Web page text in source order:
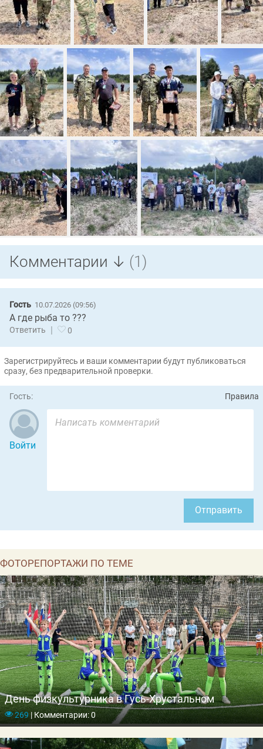
Комментарии ↓ (1)
Гость 10.07.2026 (09:56)
А где рыба то ???
Ответить | 0
Зарегистрируйтесь и ваши комментарии будут публиковаться
сразу, без предварительной проверки.
Гость: Правила
Войти
Отправить
ФОТОРЕПОРТАЖИ ПО ТЕМЕ
День физкультурника в Гусь-Хрустальном
269 |Комментарии: 0